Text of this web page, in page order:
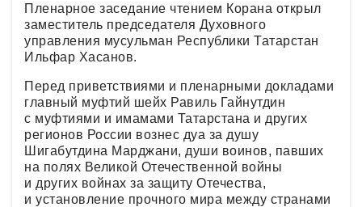
Пленарное заседание чтением Корана открыл
заместитель председателя Духовного
управления мусульман Республики Татарстан
Ильфар Хасанов.
Перед приветствиями и пленарными докладами
главный муфтий шейх Равиль Гайнутдин
с муфтиями и имамами Татарстана и других
регионов России вознес дуа за душу
Шигабутдина Марджани, души воинов, павших
на полях Великой Отечественной войны
и других войнах за защиту Отечества,
и установление прочного мира между странами